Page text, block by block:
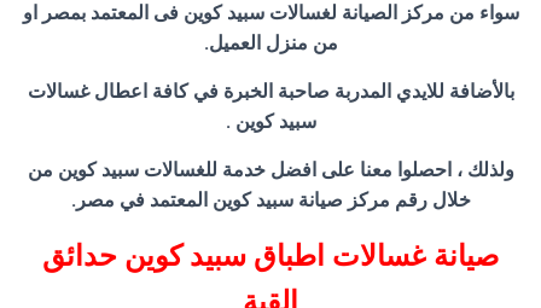
سواء من مركز الصيانة لغسالات سبيد كوين فى المعتمد بمصر او
من منزل العميل.
بالأضافة للايدي المدربة صاحبة الخبرة في كافة اعطال غسالات
سبيد كوين .
ولذلك ، احصلوا معنا على افضل خدمة للغسالات سبيد كوين من
خلال رقم مركز صيانة سبيد كوين المعتمد في مصر.
صيانة غسالات اطباق سبيد كوين حدائق